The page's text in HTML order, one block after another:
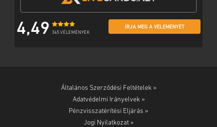
4,49 345 VÉLEMÉNYEK
ÍRJA MEG A VÉLEMÉNYÉT
Általános Szerződési Feltételek »
Adatvédelmi Irányelvek »
Pénzvisszatérítési Eljárás »
Jogi Nyilatkozat »